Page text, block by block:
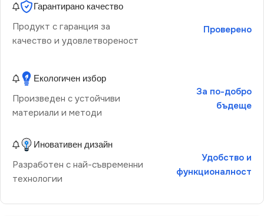
Гарантирано качество
Продукт с гаранция за
качество и удовлетвореност
Проверено
Екологичен избор
Произведен с устойчиви
материали и методи
За по-добро
бъдеще
Иновативен дизайн
Разработен с най-съвременни
технологии
Удобство и
функционалност